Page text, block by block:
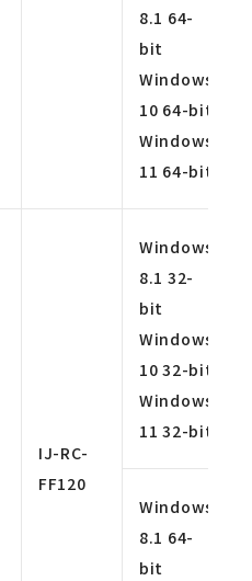
8.1 64-
bit
Windows
10 64-bit
Windows
11 64-bit
IJ-RC-
FF120
Windows
8.1 32-
bit
Windows
10 32-bit
Windows
11 32-bit
Windows
8.1 64-
bit